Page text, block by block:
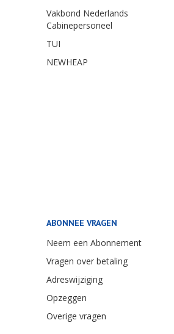
Vakbond Nederlands
Cabinepersoneel
TUI
NEWHEAP
ABONNEE VRAGEN
Neem een Abonnement
Vragen over betaling
Adreswijziging
Opzeggen
Overige vragen